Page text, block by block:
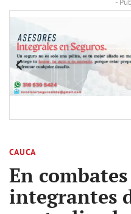
-
CAUCA
En
integrantes